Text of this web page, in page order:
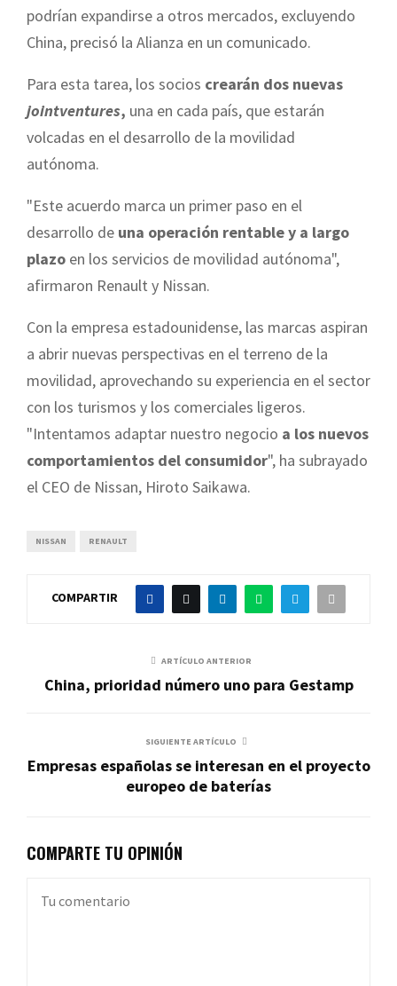
podrían expandirse a otros mercados, excluyendo
China, precisó la Alianza en un comunicado.
Para esta tarea, los socios crearán dos nuevas
jointventures, una en cada país, que estarán
volcadas en el desarrollo de la movilidad
autónoma.
"Este acuerdo marca un primer paso en el
desarrollo de una operación rentable y a largo
plazo en los servicios de movilidad autónoma",
afirmaron Renault y Nissan.
Con la empresa estadounidense, las marcas aspiran
a abrir nuevas perspectivas en el terreno de la
movilidad, aprovechando su experiencia en el sector
con los turismos y los comerciales ligeros.
"Intentamos adaptar nuestro negocio a los nuevos
comportamientos del consumidor", ha subrayado
el CEO de Nissan, Hiroto Saikawa.
NISSAN RENAULT
COMPARTIR
ARTÍCULO ANTERIOR
China, prioridad número uno para Gestamp
SIGUIENTE ARTÍCULO
Empresas españolas se interesan en el proyecto
europeo de baterías
COMPARTE TU OPINIÓN